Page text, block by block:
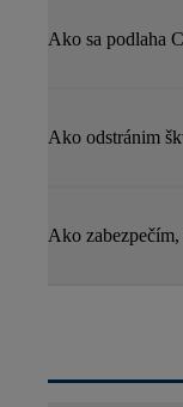
Ako sa podlaha
Ako odstránim
Ako